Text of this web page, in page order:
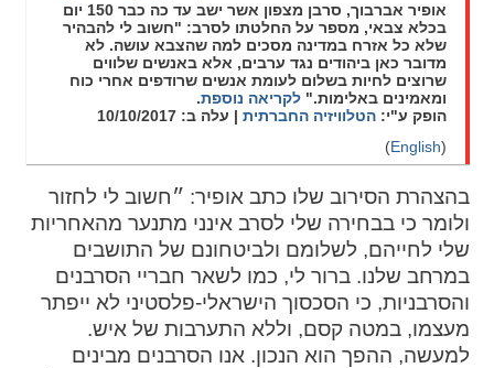
אופיר אברבוך, סרבן מצפון אשר ישב עד כה כבר 150 יום
בכלא צבאי, מספר על החלטתו לסרב: "חשוב לי להבהיר
שלא כל אזרח במדינה מסכים למה שהצבא עושה. לא
מדובר כאן ביהודים נגד ערבים, אלא באנשים שלווים
שרוצים לחיות בשלום לעומת אנשים שרודפים אחרי כוח
ומאמינים באלימות." לקריאה נוספת.
הופק ע"י: הטלוויזיה החברתית| עלה ב: 10/10/2017
(English)
בהצהרת הסירוב שלו כתב אופיר: ״חשוב לי לחזור
ולומר כי בבחירה שלי לסרב אינני מתנער מהאחריות
שלי לחייהם, לשלומם ולביטחונם של התושבים
במרחב שלנו. ברור לי, כמו לשאר חבריי הסרבנים
והסרבניות, כי הסכסוך הישראלי-פלסטיני לא ייפתר
מעצמו, במטה קסם, וללא התערבות של איש.
למעשה, ההפך הוא הנכון. אנו הסרבנים מבינים